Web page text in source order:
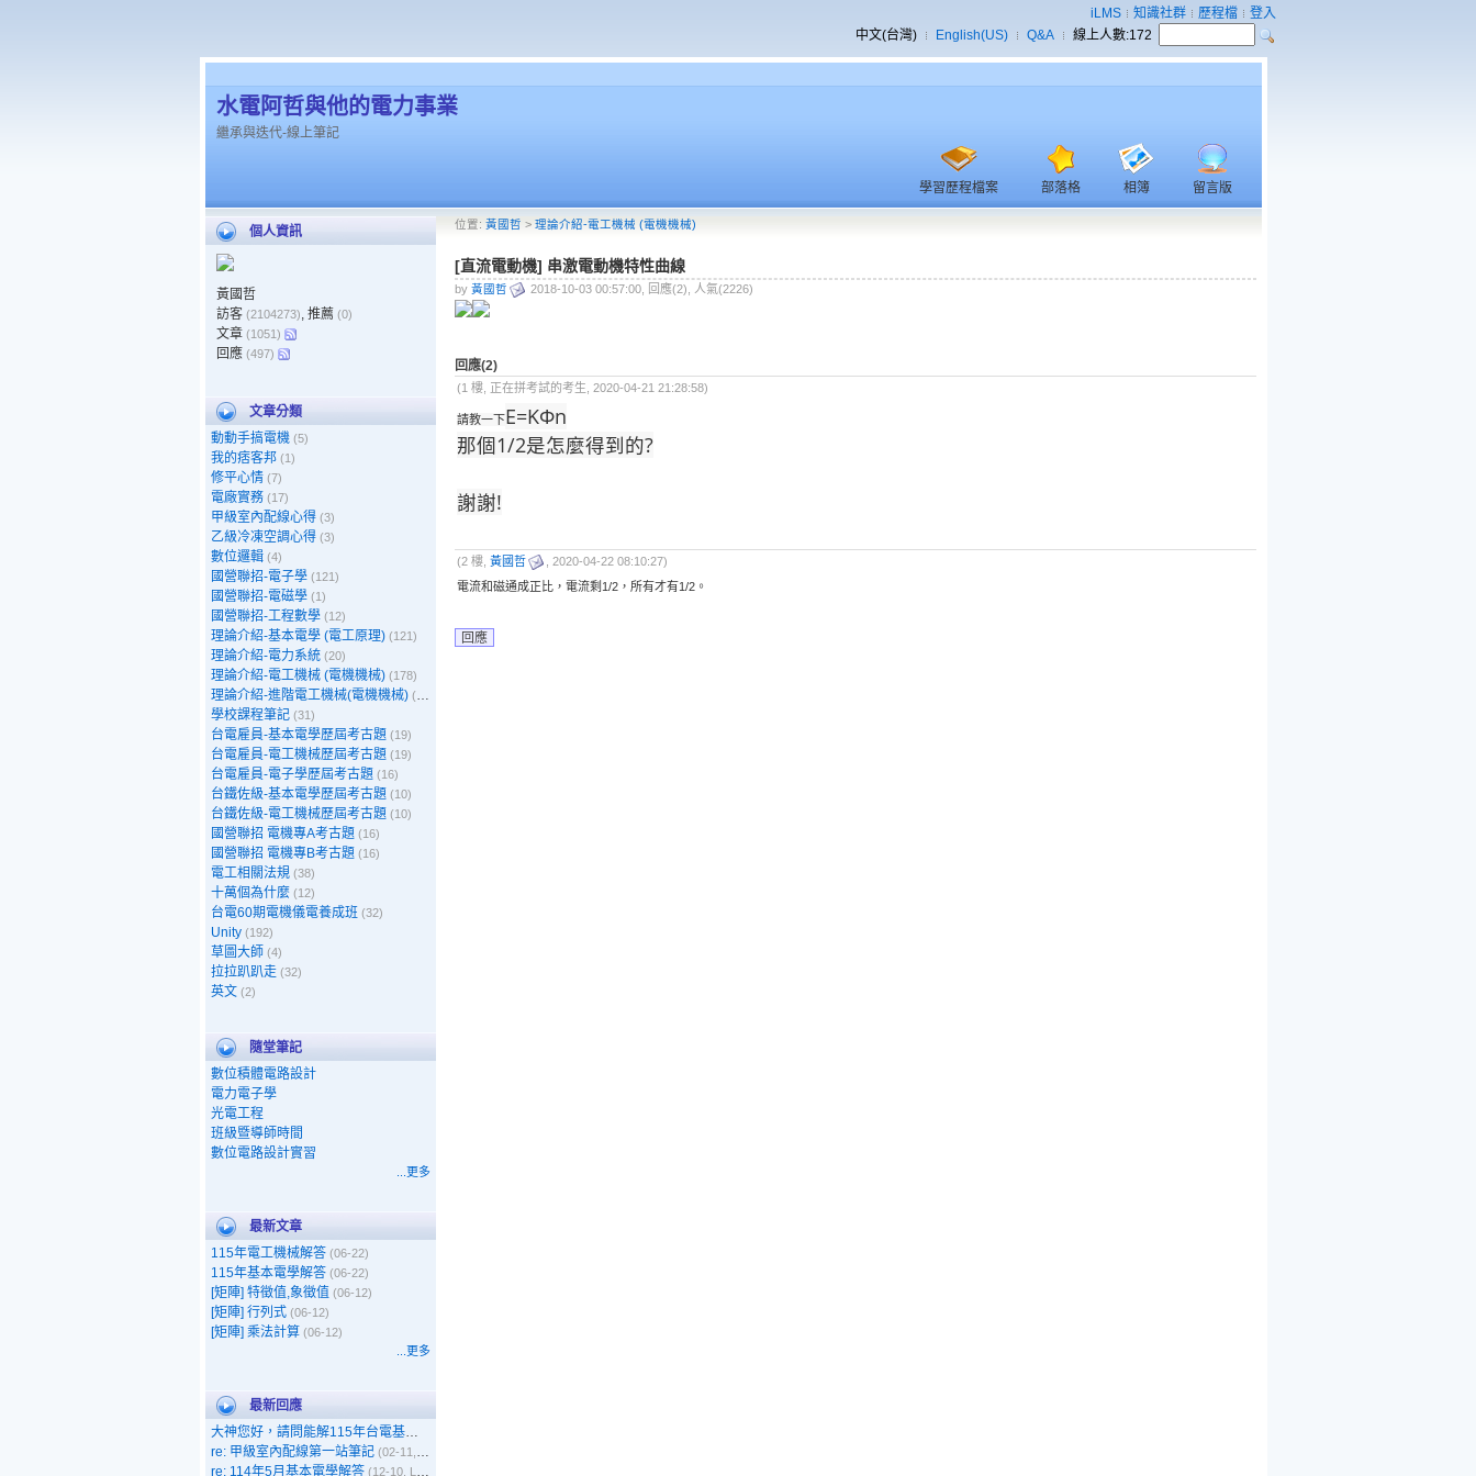
iLMS 知識社群 歷程檔
登入
中文(台灣)
English(US) Q&A 線上人數:172
水電阿哲與他的電力事業
繼承與迭代-線上筆記
學習歷程檔案 部落格 相簿 留言版
個人資訊
黃國哲
訪客 (2104273), 推薦 (0)
文章 (1051)
回應 (497)
文章分類
動動手搞電機 (5)
我的痞客邦 (1)
修平心情 (7)
電廠實務 (17)
甲級室內配線心得 (3)
乙級冷凍空調心得 (3)
數位邏輯 (4)
國營聯招-電子學 (121)
國營聯招-電磁學 (1)
國營聯招-工程數學 (12)
理論介紹-基本電學 (電工原理) (121)
理論介紹-電力系統 (20)
理論介紹-電工機械 (電機機械) (178)
理論介紹-進階電工機械(電機機械) (39)
學校課程筆記 (31)
台電雇員-基本電學歷屆考古題 (19)
台電雇員-電工機械歷屆考古題 (19)
台電雇員-電子學歷屆考古題 (16)
台鐵佐級-基本電學歷屆考古題 (10)
台鐵佐級-電工機械歷屆考古題 (10)
國營聯招 電機專A考古題 (16)
國營聯招 電機專B考古題 (16)
電工相關法規 (38)
十萬個為什麼 (12)
台電60期電機儀電養成班 (32)
Unity (192)
草圖大師 (4)
拉拉趴趴走 (32)
英文 (2)
隨堂筆記
數位積體電路設計
電力電子學
光電工程
班級暨導師時間
數位電路設計實習
...更多
最新文章
115年電工機械解答 (06-22)
115年基本電學解答 (06-22)
[矩陣] 特徵值,象徵值 (06-12)
[矩陣] 行列式 (06-12)
[矩陣] 乘法計算 (06-12)
...更多
最新回應
大神您好，請問能解115年台電基本電學嗎
re: 甲級室內配線第一站筆記 (02-11, 呵呵)
re: 114年5月基本電學解答 (12-10, Leo)
位置: 黃國哲 > 理論介紹-電工機械 (電機機械)
[直流電動機] 串激電動機特性曲線
by 黃國哲 2018-10-03 00:57:00, 回應(2), 人氣(2226)
回應(2)
(1 樓, 正在拼考試的考生, 2020-04-21 21:28:58)
請教一下E=KΦn
那個1/2是怎麼得到的?
謝謝!
(2 樓, 黃國哲
, 2020-04-22 08:10:27)
電流和磁通成正比，電流剩1/2，所有才有1/2。
回應